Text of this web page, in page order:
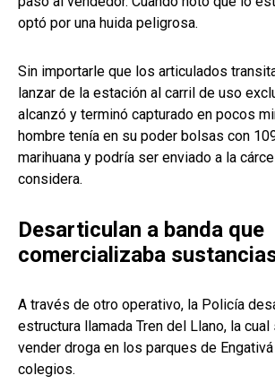
optó por una huida peligrosa.
Sin importarle que los articulados
lanzar de la estación al carril de uso
alcanzó y terminó capturado en pocos
hombre tenía en su poder bolsas con
marihuana y podría ser enviado a la
considera.
Desarticulan a banda que
comercializaba
A través de otro operativo, la Policía
estructura llamada Tren del Llano, la
vender droga en los parques de
colegios.